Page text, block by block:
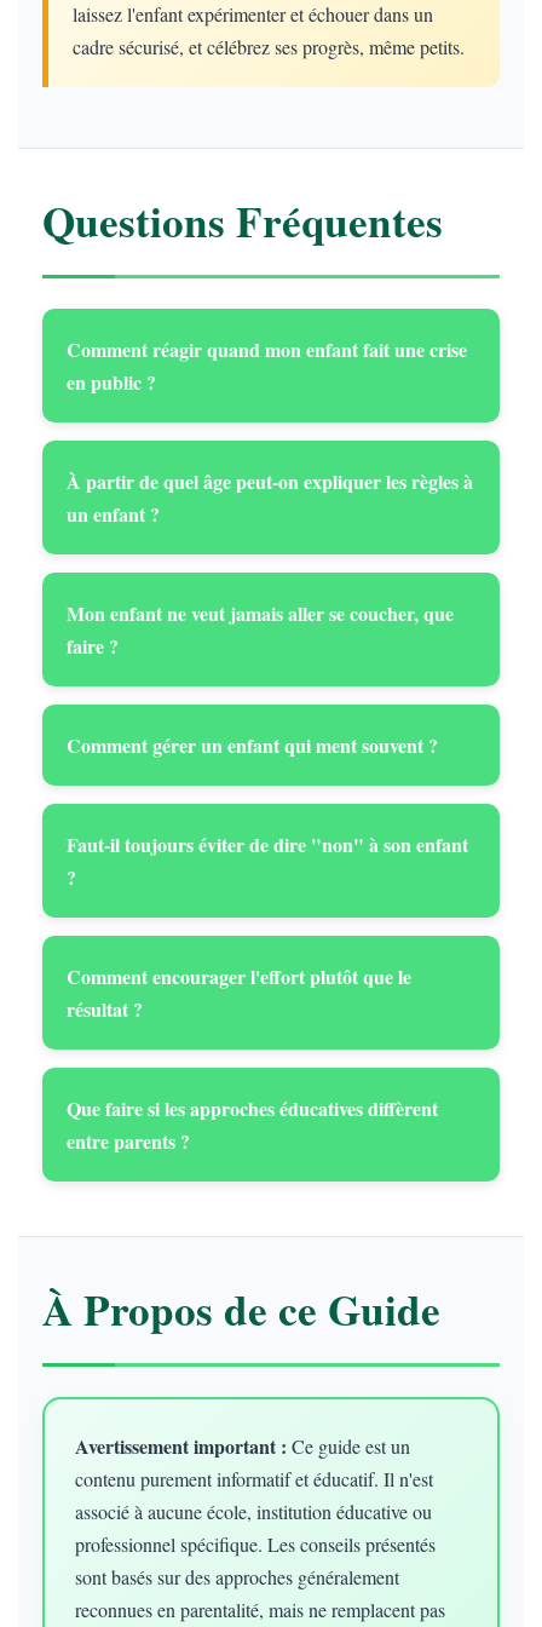
laissez l'enfant expérimenter et échouer dans un
cadre sécurisé, et célébrez ses progrès, même petits.
Questions Fréquentes
Comment réagir quand mon enfant fait une crise
en public ?
À partir de quel âge peut-on expliquer les règles à
un enfant ?
Mon enfant ne veut jamais aller se coucher, que
faire ?
Comment gérer un enfant qui ment souvent ?
Faut-il toujours éviter de dire "non" à son enfant
?
Comment encourager l'effort plutôt que le
résultat ?
Que faire si les approches éducatives diffèrent
entre parents ?
À Propos de ce Guide
Avertissement important : Ce guide est un
contenu purement informatif et éducatif. Il n'est
associé à aucune école, institution éducative ou
professionnel spécifique. Les conseils présentés
sont basés sur des approches généralement
reconnues en parentalité, mais ne remplacent pas